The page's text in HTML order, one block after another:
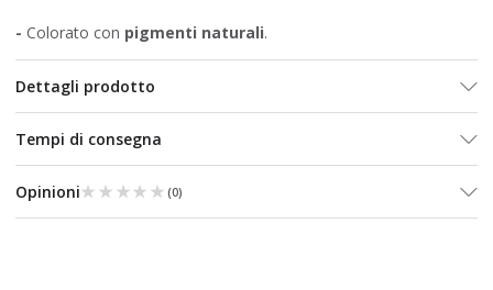
- Colorato con pigmenti naturali.
Dettagli prodotto
Tempi di consegna
Opinioni★★★★★
★★★★★ (0)